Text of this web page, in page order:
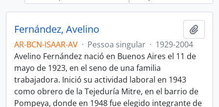
Fernández, Avelino
AR-BCN-ISAAR-AV · Pessoa singular · 1929-2004
Avelino Fernández nació en Buenos Aires el 11 de
mayo de 1923, en el seno de una familia
trabajadora. Inició su actividad laboral en 1943
como obrero de la Tejeduría Mitre, en el barrio de
Pompeya, donde en 1948 fue elegido integrante de